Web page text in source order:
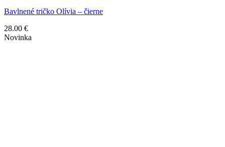
Bavlnené tričko Olívia – čierne
28.00 €
Novinka